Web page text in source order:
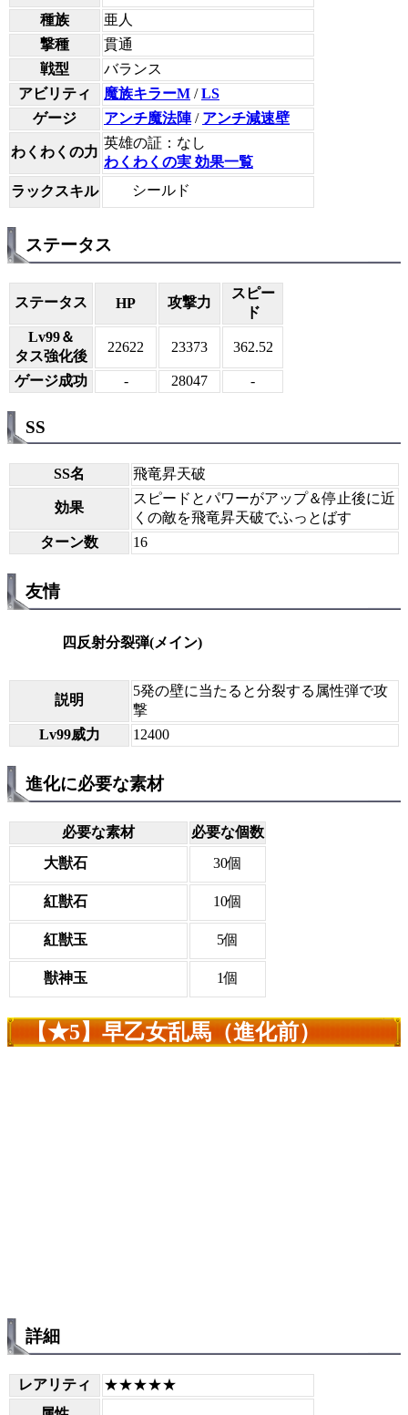
種族
亜人
撃種
貫通
戦型
バランス
アビリティ
魔族キラーM /LS
ゲージ
アンチ魔法陣/ アンチ減速壁
わくわくの力
英雄の証：なし
わくわくの実 効果一覧
ラックスキル
シールド
ステータス
ステータス HP 攻撃力
スピー
ド
Lv99＆
タス強化後
22622 23373 362.52
ゲージ成功 - 28047 -
SS
SS名 飛竜昇天破
効果
スピードとパワーがアップ＆停止後に近
くの敵を飛竜昇天破でふっとばす
ターン数
16
友情
四反射分裂弾(メイン)
説明
5発の壁に当たると分裂する属性弾で攻
撃
Lv99威力
12400
進化に必要な素材
必要な素材
必要な個数
大獣石
30個
紅獣石 10個
紅獣玉 5個
獣神玉 1個
【★5】早乙女乱馬（進化前）
詳細
レアリティ
★★★★★